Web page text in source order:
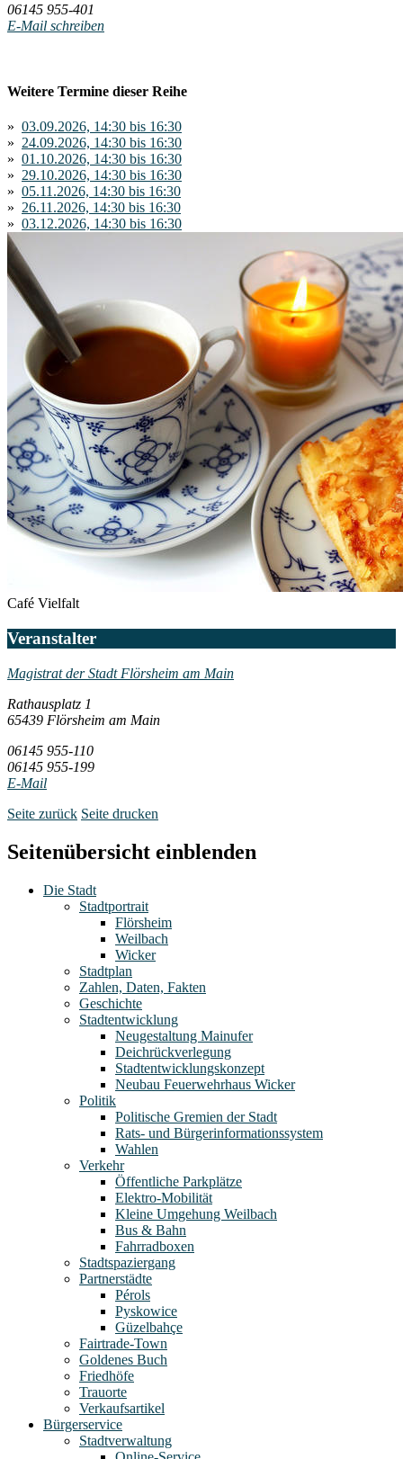
06145 955-401
E-Mail schreiben
Weitere Termine dieser Reihe
» 03.09.2026, 14:30 bis 16:30
» 24.09.2026, 14:30 bis 16:30
» 01.10.2026, 14:30 bis 16:30
» 29.10.2026, 14:30 bis 16:30
» 05.11.2026, 14:30 bis 16:30
» 26.11.2026, 14:30 bis 16:30
» 03.12.2026, 14:30 bis 16:30
Café Vielfalt
Veranstalter
Magistrat der Stadt Flörsheim am Main
Rathausplatz 1
65439 Flörsheim am Main
06145 955-110
06145 955-199
E-Mail
Seite zurück Seite drucken
Seitenübersicht einblenden
Die Stadt
Stadtportrait
Flörsheim
Weilbach
Wicker
Stadtplan
Zahlen, Daten, Fakten
Geschichte
Stadtentwicklung
Neugestaltung Mainufer
Deichrückverlegung
Stadtentwicklungskonzept
Neubau Feuerwehrhaus Wicker
Politik
Politische Gremien der Stadt
Rats- und Bürgerinformationssystem
Wahlen
Verkehr
Öffentliche Parkplätze
Elektro-Mobilität
Kleine Umgehung Weilbach
Bus & Bahn
Fahrradboxen
Stadtspaziergang
Partnerstädte
Pérols
Pyskowice
Güzelbahçe
Fairtrade-Town
Goldenes Buch
Friedhöfe
Trauorte
Verkaufsartikel
Bürgerservice
Stadtverwaltung